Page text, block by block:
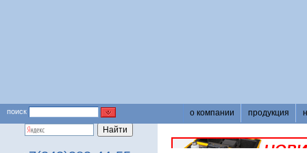
поиск о компании продукция